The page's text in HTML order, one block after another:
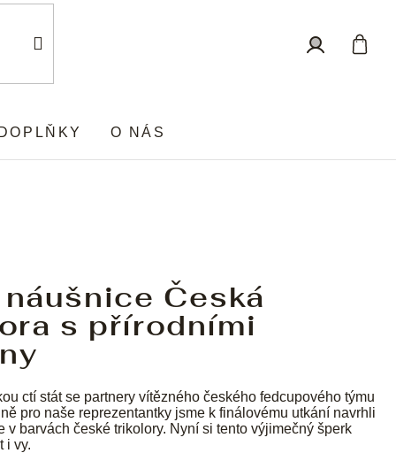
DOPLŇKY O NÁS
Česká
s přírodními
ctí stát se partnery vítězného českého fedcupového týmu
pro naše reprezentantky jsme k finálovému utkání navrhli
v barvách české trikolory. Nyní si tento výjimečný šperk
i vy.